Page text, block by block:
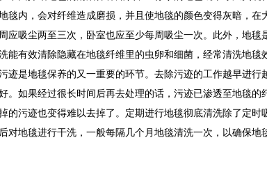
毯内，会对纤维造成磨损，并且使地毯的颜色变得灰暗，在
应吸尘两至三次，卧室也应至少每周吸尘一次。此外，地毯
能有效清除隐藏在地毯纤维里的虫卵和细菌，经常清洗地毯
迹是地毯保养的又一重要的环节。去除污迹的工作越早进行
。如果经过很长时间后再去处理的话，污迹已渗透至地毯的
的污迹也变得难以去掉了。定期进行地毯彻底清洗除了定时
对地毯进行干洗，一般每隔几个月地毯清洗一次，以确保地